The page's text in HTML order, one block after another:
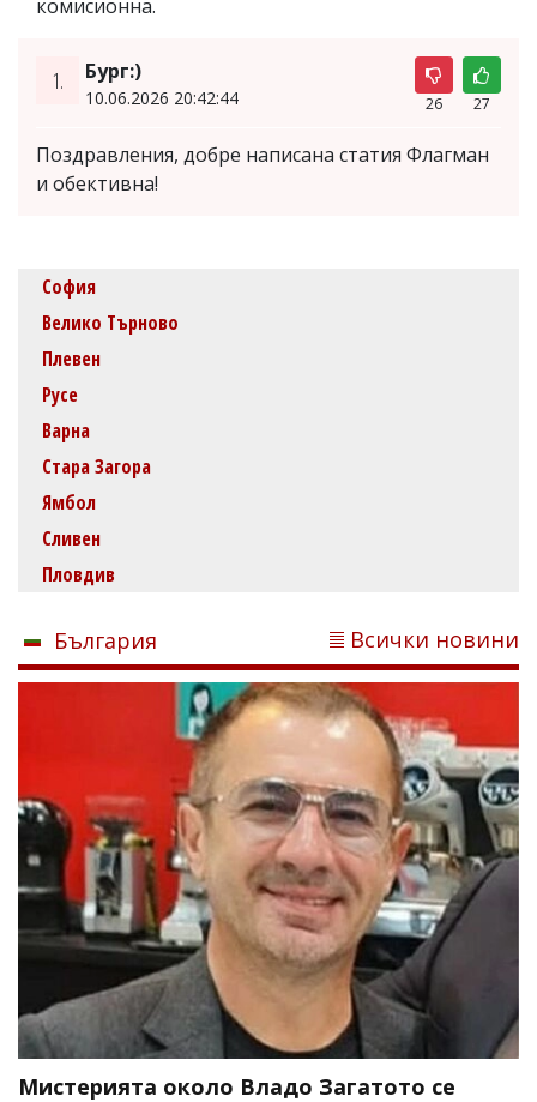
комисионна.
1. Бург:)
10.06.2026 20:42:44 26 27
Поздравления, добре написана статия Флагман
и обективна!
София
Велико Търново
Плевен
Русе
Варна
Стара Загора
Ямбол
Сливен
Пловдив
България Всички новини
Мистерията около Владо Загатото се